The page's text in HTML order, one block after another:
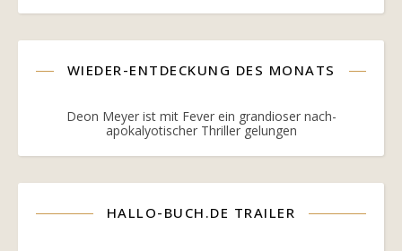
WIEDER-ENTDECKUNG DES MONATS
Deon Meyer ist mit Fever ein grandioser nach-
apokalyotischer Thriller gelungen
HALLO-BUCH.DE TRAILER